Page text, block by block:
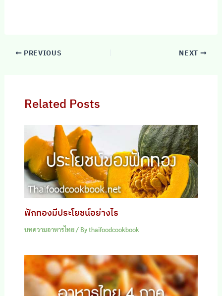
PREVIOUS NEXT
Related Posts
ฟักทองมีประโยชน์อย่างไร
บทความอาหารไทย/ Bythaifoodcookbook